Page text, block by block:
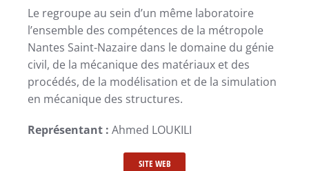
Le regroupe au sein d’un même laboratoire
l’ensemble des compétences de la métropole
Nantes Saint-Nazaire dans le domaine du génie
civil, de la mécanique des matériaux et des
procédés, de la modélisation et de la simulation
en mécanique des structures.
Représentant : Ahmed LOUKILI
SITE WEB